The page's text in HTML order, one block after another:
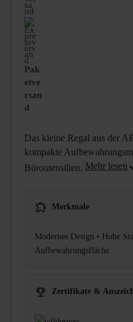
Pak
etve
rsan
d
Das kleine Regal aus der
kompakte
Büroutensilien.
Merkmale
Modernes Design • Hohe
Aufbewahrungsfläche
Zertifikate &